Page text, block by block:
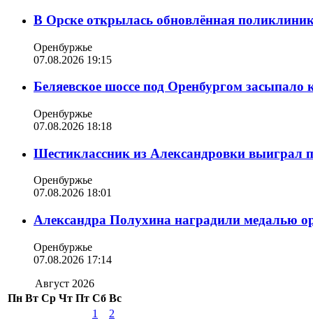
В Орске открылась обновлённая
Оренбуржье
07.08.2026 19:15
Беляевское шоссе под Оренбургом засыпало
Оренбуржье
07.08.2026 18:18
Шестиклассник из Александровки выиграл
Оренбуржье
07.08.2026 18:01
Александра Полухина наградили медалью
Оренбуржье
07.08.2026 17:14
Август 2026
Пн Вт Ср Чт Пт Сб Вс
1
2